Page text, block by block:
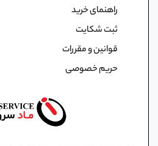
راهنمای خرید
ثبت شکایت
قوانین و مقررات
حریم خصوصی